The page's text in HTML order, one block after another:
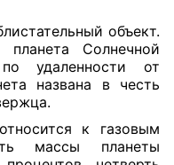
объект.
Солнечной
удаленности от
названа в честь
к газовым
массы планеты